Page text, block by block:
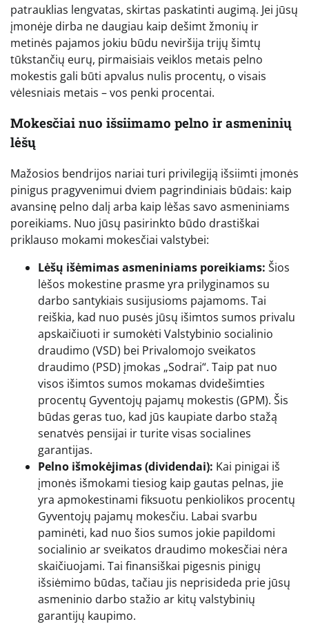
patrauklias lengvatas, skirtas paskatinti augimą. Jei jūsų
įmonėje dirba ne daugiau kaip dešimt žmonių ir
metinės pajamos jokiu būdu neviršija trijų šimtų
tūkstančių eurų, pirmaisiais veiklos metais pelno
mokestis gali būti apvalus nulis procentų, o visais
vėlesniais metais – vos penki procentai.
Mokesčiai nuo išsiimamo pelno ir asmeninių
lėšų
Mažosios bendrijos nariai turi privilegiją išsiimti įmonės
pinigus pragyvenimui dviem pagrindiniais būdais: kaip
avansinę pelno dalį arba kaip lėšas savo asmeniniams
poreikiams. Nuo jūsų pasirinkto būdo drastiškai
priklauso mokami mokesčiai valstybei:
Lėšų išėmimas asmeniniams poreikiams: Šios
lėšos mokestine prasme yra prilyginamos su
darbo santykiais susijusioms pajamoms. Tai
reiškia, kad nuo pusės jūsų išimtos sumos privalu
apskaičiuoti ir sumokėti Valstybinio socialinio
draudimo (VSD) bei Privalomojo sveikatos
draudimo (PSD) įmokas „Sodrai“. Taip pat nuo
visos išimtos sumos mokamas dvidešimties
procentų Gyventojų pajamų mokestis (GPM). Šis
būdas geras tuo, kad jūs kaupiate darbo stažą
senatvės pensijai ir turite visas socialines
garantijas.
Pelno išmokėjimas (dividendai): Kai pinigai iš
įmonės išmokami tiesiog kaip gautas pelnas, jie
yra apmokestinami fiksuotu penkiolikos procentų
Gyventojų pajamų mokesčiu. Labai svarbu
paminėti, kad nuo šios sumos jokie papildomi
socialinio ar sveikatos draudimo mokesčiai nėra
skaičiuojami. Tai finansiškai pigesnis pinigų
išsiėmimo būdas, tačiau jis neprisideda prie jūsų
asmeninio darbo stažio ar kitų valstybinių
garantijų kaupimo.